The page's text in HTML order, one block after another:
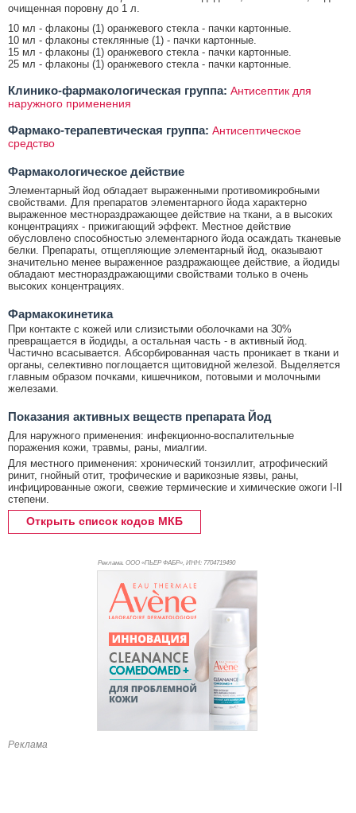
очищенная поровну до 1 л.
10 мл - флаконы (1) оранжевого стекла - пачки картонные.
10 мл - флаконы стеклянные (1) - пачки картонные.
15 мл - флаконы (1) оранжевого стекла - пачки картонные.
25 мл - флаконы (1) оранжевого стекла - пачки картонные.
Клинико-фармакологическая группа: Антисептик для
наружного применения
Фармако-терапевтическая группа: Антисептическое
средство
Фармакологическое действие
Элементарный йод обладает выраженными противомикробными
свойствами. Для препаратов элементарного йода характерно
выраженное местнораздражающее действие на ткани, а в высоких
концентрациях - прижигающий эффект. Местное действие
обусловлено способностью элементарного йода осаждать тканевые
белки. Препараты, отщепляющие элементарный йод, оказывают
значительно менее выраженное раздражающее действие, а йодиды
обладают местнораздражающими свойствами только в очень
высоких концентрациях.
Фармакокинетика
При контакте с кожей или слизистыми оболочками на 30%
превращается в йодиды, а остальная часть - в активный йод.
Частично всасывается. Абсорбированная часть проникает в ткани и
органы, селективно поглощается щитовидной железой. Выделяется
главным образом почками, кишечником, потовыми и молочными
железами.
Показания активных веществ препарата Йод
Для наружного применения: инфекционно-воспалительные
поражения кожи, травмы, раны, миалгии.
Для местного применения: хронический тонзиллит, атрофический
ринит, гнойный отит, трофические и варикозные язвы, раны,
инфицированные ожоги, свежие термические и химические ожоги I-II
степени.
Открыть список кодов МКБ
Реклама. ООО «ПЬЕР ФАБР», ИНН: 7704719490
Реклама